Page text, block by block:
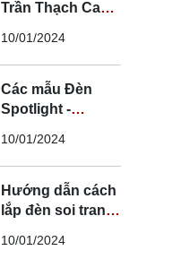
Trần Thạch Cao
Lắp Đèn Trần
Thạch Cao
10/01/2024
Các mẫu Đèn
Spotlight -
- Spotlight rọi ray
10/01/2024
Hướng dẫn cách
lắp đèn soi tranh
an toàn
10/01/2024